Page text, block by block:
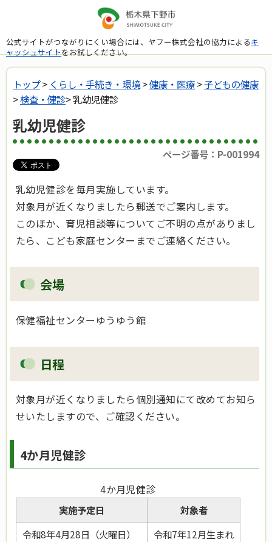
公式サイトがつながりにくい場合には、ヤフー株式会社の協力によるキ
ャッシュサイトをお試しください。
トップ> くらし・手続き・環境>健康・医療>子どもの健康
>検査・健診> 乳幼児健診
乳幼児健診
ページ番号：P-001994
乳幼児健診を毎月実施しています。
対象月が近くなりましたら郵送でご案内します。
このほか、育児相談等についてご不明の点がありまし
たら、こども家庭センターまでご連絡ください。
会場
保健福祉センターゆうゆう館
日程
対象月が近くなりましたら個別通知にて改めてお知ら
せいたしますので、ご確認ください。
4か月児健診
4か月児健診
実施予定日
対象者
令和8年4月28日（火曜日）
令和7年12月生まれ